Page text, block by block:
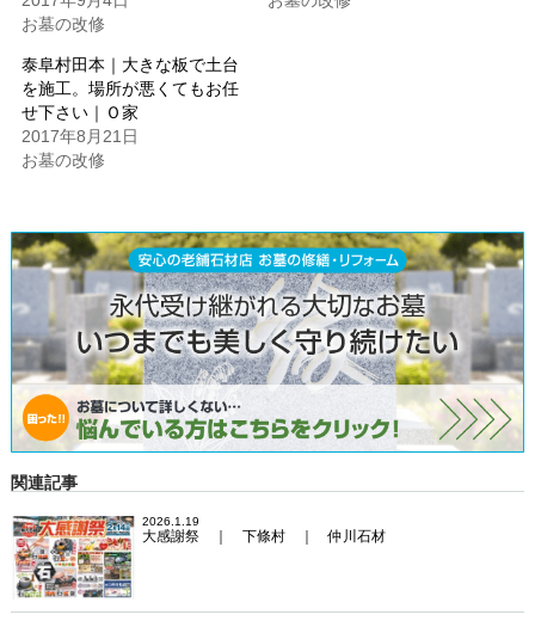
お墓の改修
泰阜村田本｜大きな板で土台
を施工。場所が悪くてもお任
せ下さい｜Ｏ家
2017年8月21日
お墓の改修
関連記事
2026.1.19
大感謝祭 ｜ 下條村 ｜ 仲川石材